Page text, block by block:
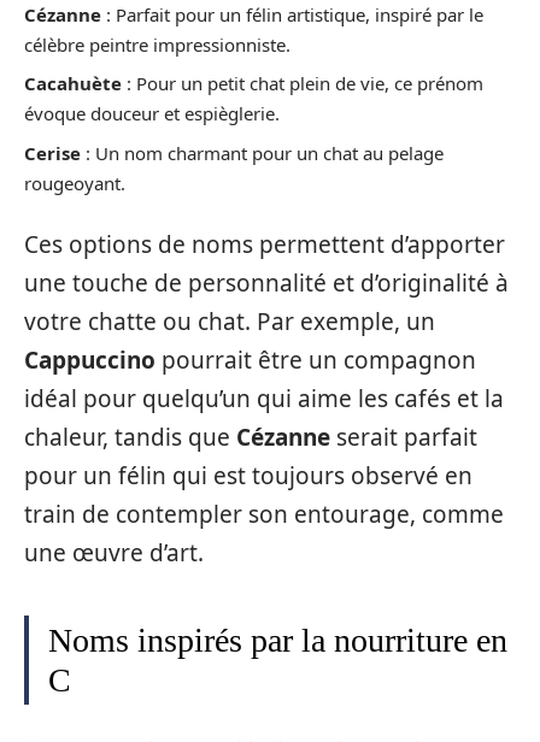
Cézanne : Parfait pour un félin artistique, inspiré par le
célèbre peintre impressionniste.
Cacahuète : Pour un petit chat plein de vie, ce prénom
évoque douceur et espièglerie.
Cerise : Un nom charmant pour un chat au pelage
rougeoyant.
Ces options de noms permettent d’apporter
une touche de personnalité et d’originalité à
votre chatte ou chat. Par exemple, un
Cappuccino pourrait être un compagnon
idéal pour quelqu’un qui aime les cafés et la
chaleur, tandis que Cézanne serait parfait
pour un félin qui est toujours observé en
train de contempler son entourage, comme
une œuvre d’art.
Noms inspirés par la nourriture en
C